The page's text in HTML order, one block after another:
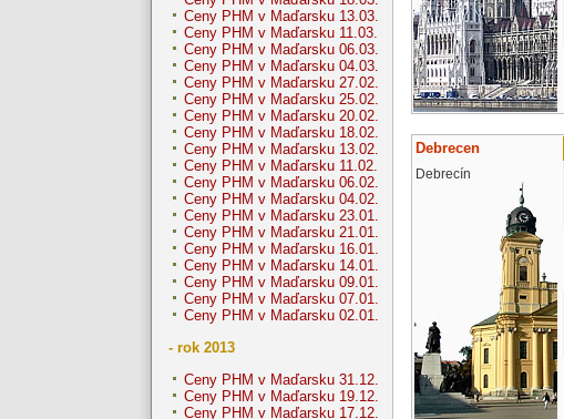
Ceny PHM v Maďarsku 13.03.
Ceny PHM v Maďarsku 11.03.
Ceny PHM v Maďarsku 06.03.
Ceny PHM v Maďarsku 04.03.
Ceny PHM v Maďarsku 27.02.
Ceny PHM v Maďarsku 25.02.
Ceny PHM v Maďarsku 20.02.
Ceny PHM v Maďarsku 18.02.
Ceny PHM v Maďarsku 13.02.
Ceny PHM v Maďarsku 11.02.
Ceny PHM v Maďarsku 06.02.
Ceny PHM v Maďarsku 04.02.
Ceny PHM v Maďarsku 23.01.
Ceny PHM v Maďarsku 21.01.
Ceny PHM v Maďarsku 16.01.
Ceny PHM v Maďarsku 14.01.
Ceny PHM v Maďarsku 09.01.
Ceny PHM v Maďarsku 07.01.
Ceny PHM v Maďarsku 02.01.
- rok 2013
Ceny PHM v Maďarsku 31.12.
Ceny PHM v Maďarsku 19.12.
Ceny PHM v Maďarsku 17.12.
Debrecen
Debrecín